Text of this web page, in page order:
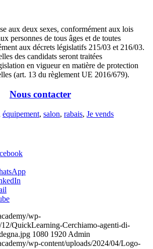
aux deux sexes, conformément aux lois
personnes de tous âges et de toutes
aux décrets législatifs 215/03 et 216/03.
des candidats seront traitées
en vigueur en matière de protection
(art. 13 du règlement UE 2016/679).
Nous contacter
équipement, salon, rabais, Je vends
wp-
QuickLearning-Cerchiamo-agenti-di-
1080 1920 Admin
wp-content/uploads/2024/04/Logo-